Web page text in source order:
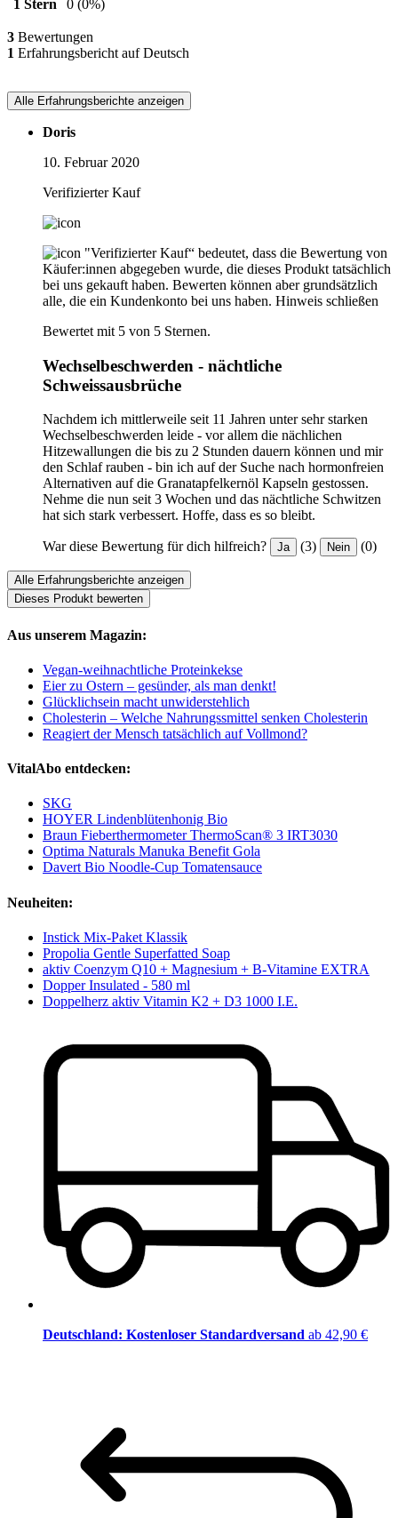
1 Stern 0 (0%)
3 Bewertungen
1 Erfahrungsbericht auf Deutsch
Alle Erfahrungsberichte anzeigen
Doris
10. Februar 2020
Verifizierter Kauf
"Verifizierter Kauf“ bedeutet, dass die Bewertung von
Käufer:innen abgegeben wurde, die dieses Produkt tatsächlich
bei uns gekauft haben. Bewerten können aber grundsätzlich
alle, die ein Kundenkonto bei uns haben. Hinweis schließen
Bewertet mit 5 von 5 Sternen.
Wechselbeschwerden - nächtliche
Schweissausbrüche
Nachdem ich mittlerweile seit 11 Jahren unter sehr starken
Wechselbeschwerden leide - vor allem die nächlichen
Hitzewallungen die bis zu 2 Stunden dauern können und mir
den Schlaf rauben - bin ich auf der Suche nach hormonfreien
Alternativen auf die Granatapfelkernöl Kapseln gestossen.
Nehme die nun seit 3 Wochen und das nächtliche Schwitzen
hat sich stark verbessert. Hoffe, dass es so bleibt.
War diese Bewertung für dich hilfreich? Ja (3) Nein (0)
Alle Erfahrungsberichte anzeigen
Dieses Produkt bewerten
Aus unserem Magazin:
Vegan-weihnachtliche Proteinkekse
Eier zu Ostern – gesünder, als man denkt!
Glücklichsein macht unwiderstehlich
Cholesterin – Welche Nahrungssmittel senken Cholesterin
Reagiert der Mensch tatsächlich auf Vollmond?
VitalAbo entdecken:
SKG
HOYER Lindenblütenhonig Bio
Braun Fieberthermometer ThermoScan® 3 IRT3030
Optima Naturals Manuka Benefit Gola
Davert Bio Noodle-Cup Tomatensauce
Neuheiten:
Instick Mix-Paket Klassik
Propolia Gentle Superfatted Soap
aktiv Coenzym Q10 + Magnesium + B-Vitamine EXTRA
Dopper Insulated - 580 ml
Doppelherz aktiv Vitamin K2 + D3 1000 I.E.
Deutschland: Kostenloser Standardversand ab 42,90 €